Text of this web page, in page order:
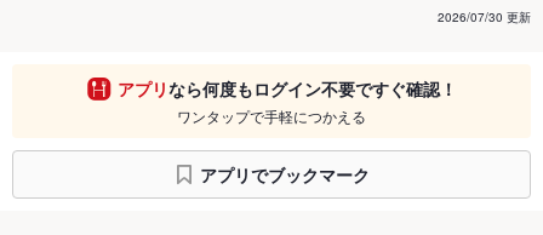
2026/07/30 更新
アプリなら何度もログイン不要ですぐ確認！
ワンタップで手軽につかえる
アプリでブックマーク